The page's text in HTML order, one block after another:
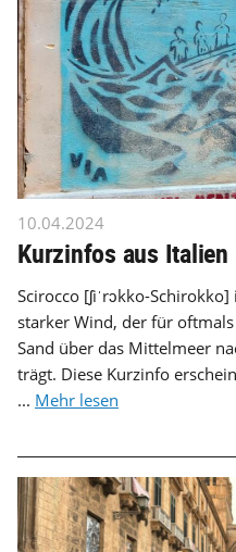
10.04.2024
Kurzinfos aus
Scirocco [ʃiˈrɔkko-
starker Wind, der für
Sand über das Mittelmeer
trägt. Diese Kurzinfo
... Mehr lesen